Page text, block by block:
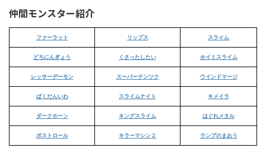
仲間モンスター紹介
ファーラット リップス スライム
どろにんぎょう くさったしたい ホイミスライム
レッサーデーモン スーパーテンツク ウインドマージ
ばくだんいわ スライムナイト キメイラ
ダークホーン キングスライム はぐれメタル
ボストロール キラーマシン２ ランプのまおう